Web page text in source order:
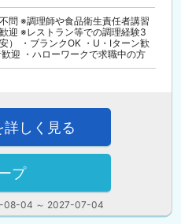
問 ※調理師や食品衛生責任者講習
迎 ※レストラン等での調理経験3
） ・ブランクOK ・U・Iターン歓
迎 ・ハローワークで求職中の方
08-04 ～ 2027-07-04
詳しく見る
プ